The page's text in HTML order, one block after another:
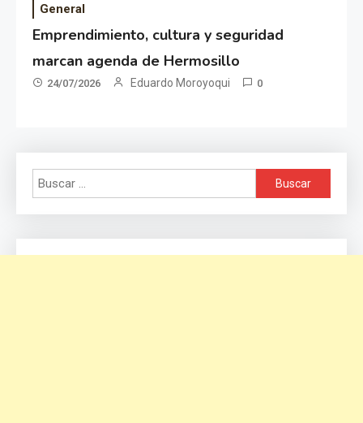
General
Emprendimiento, cultura y seguridad
marcan agenda de Hermosillo
24/07/2026 Eduardo Moroyoqui 0
Buscar: